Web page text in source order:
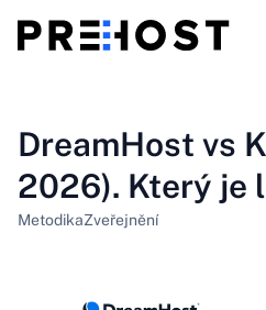
Srovnání
DreamHost vs
2026). Který je
MetodikaZveřejnění